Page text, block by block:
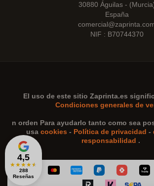
4,5
★★★★★
288
Reseñas
30880 Águilas -
España
NIF : B70744370
El uso de este sitio Zaprinta.es
Condiciones generales de
n orden Para ayudarlo tanto como sea
usa cookies - Política de privacidad -
responsabilidad .